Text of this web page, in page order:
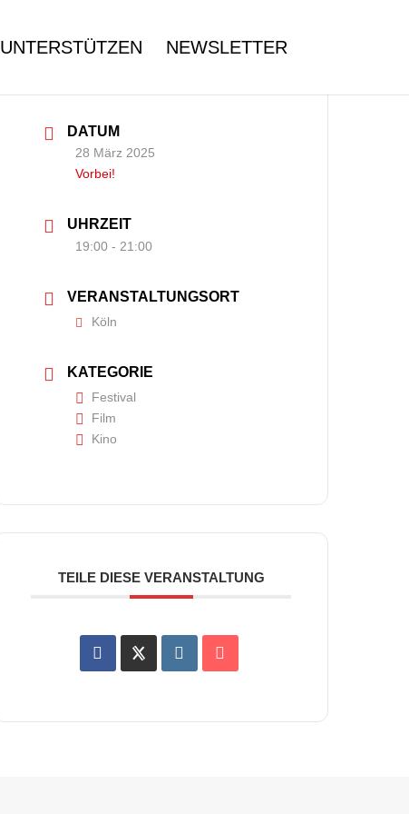
UNTERSTÜTZEN NEWSLETTER
DATUM
28 März 2025
Vorbei!
UHRZEIT
19:00 - 21:00
VERANSTALTUNGSORT
Köln
KATEGORIE
Festival
Film
Kino
TEILE DIESE VERANSTALTUNG